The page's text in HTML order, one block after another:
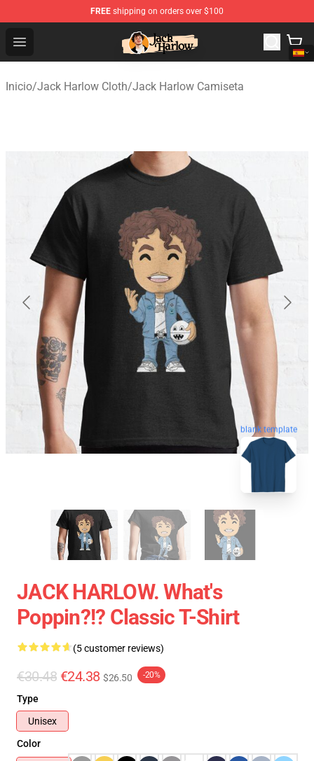
FREE shipping on orders over $100
Open menu
Jack Harlow Shop - Official Jack Harlow Merchandise
Inicio/Jack Harlow Cloth/Jack Harlow Camiseta
blank template
JACK HARLOW. What's
Poppin?!? Classic T-Shirt
(5 customer reviews)
€30.48 €24.38 $26.50 -20%
Type
Unisex
Color